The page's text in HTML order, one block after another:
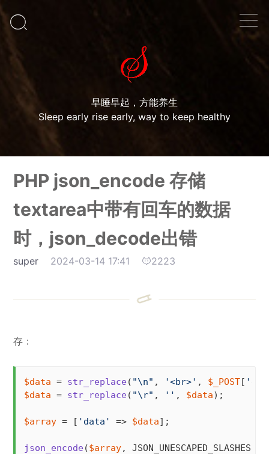

早睡早起，方能养生
Sleep early rise early, way to keep healthy
PHP json_encode 存储
textarea中带有回车的数据
时，json_decode出错
super 2024-03-14 17:41 2223
存：
$data = str_replace( "\n" , '<br>' , $_POST[
$data = str_replace( "\r" , '' , $data);
$array = [ 'data' => $data];
json_encode($array